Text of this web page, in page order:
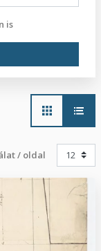
is
Main
navigation
/ oldal